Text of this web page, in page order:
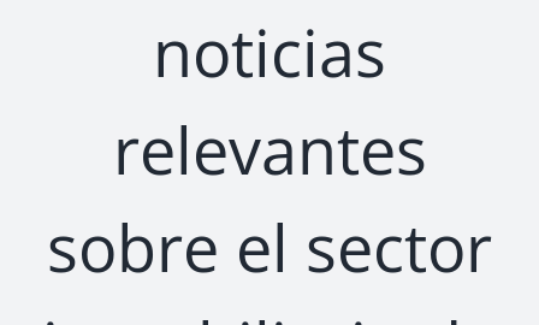
noticias
relevantes
sobre el sector